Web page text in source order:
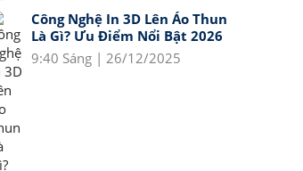
Công Nghệ In 3D Lên Áo Thun
Là Gì? Ưu Điểm Nổi Bật 2026
9:40 Sáng | 26/12/2025